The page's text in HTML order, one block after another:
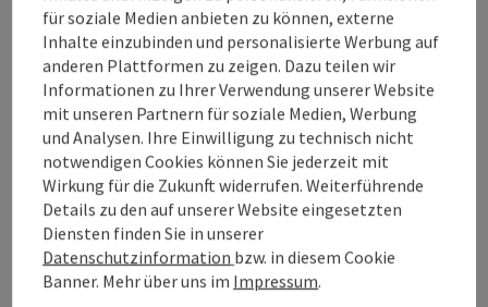
Kontakt
Öffnungszeiten
Anreise/Lage
für soziale Medien anbieten zu können, externe
Inhalte einzubinden und personalisierte Werbung auf
anderen Plattformen zu zeigen. Dazu teilen wir
Informationen zu Ihrer Verwendung unserer Website
mit unseren Partnern für soziale Medien, Werbung
und Analysen. Ihre Einwilligung zu technisch nicht
notwendigen Cookies können Sie jederzeit mit
Wirkung für die Zukunft widerrufen. Weiterführende
Details zu den auf unserer Website eingesetzten
Diensten finden Sie in unserer
Datenschutzinformation bzw. in diesem Cookie
Banner. Mehr über uns im Impressum.